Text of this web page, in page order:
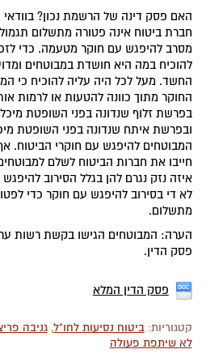
האם פסק דינה של הרשמת נכון?
חברת ביטוח אינה פטורה מתשלום
מסרב להיפגש עם חוקר מטעמה. כדי
להוכיח במה היא חושדת במבוטחים
החשד. מעל לכל היה עליה להוכיח כי
החוקר מתוך כוונה להטעות או לרמות
בפרשת זלוף שנדונה בפני השופטת
ובפרשת איתח שנדונה בפני השופטת
המבוטחים להיפגש עם חוקרי הביטוח.
חייבו את חברות הביטוח לשלם
איזה נזק נגרם להן בגלל הסירוב
לא די בסירוב להיפגש עם חוקר כדי
מתשלום.
הערה: המבוטחים הגישו בקשת רשות
פסק הדין.
פסק הדין המלא
קטגוריות:ביטוח נסיעות לחו"ל,גניבה
לא שיתפת פעולה